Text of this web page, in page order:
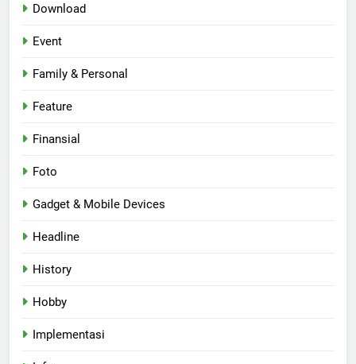
Download
Event
Family & Personal
Feature
Finansial
Foto
Gadget & Mobile Devices
Headline
History
Hobby
Implementasi